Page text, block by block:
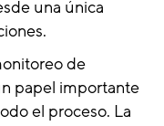
una única
de
papel importante
el proceso. La